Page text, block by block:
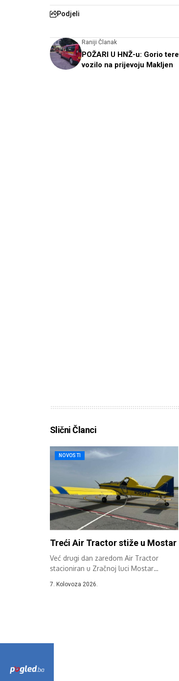
Podjeli
Raniji Članak
POŽARI U HNŽ-u: Gorio
vozilo na prijevoju Makljen
Slični Članci
NOVOSTI
Treći Air Tractor stiže u Mostar
Već drugi dan zaredom Air Tractor
stacioniran u Zračnoj luci Mostar
7. Kolovoza 2026.